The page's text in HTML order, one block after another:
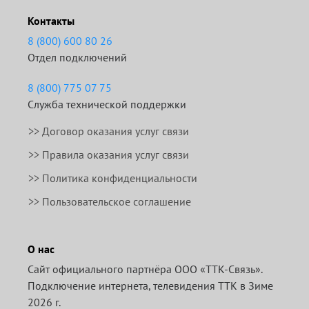
Контакты
8 (800) 600 80 26
Отдел подключений
8 (800) 775 07 75
Служба технической поддержки
>> Договор оказания услуг связи
>> Правила оказания услуг связи
>> Политика конфиденциальности
>> Пользовательское соглашение
О нас
Сайт официального партнёра ООО «ТТК-Связь».
Подключение интернета, телевидения ТТК в Зиме
2026 г.